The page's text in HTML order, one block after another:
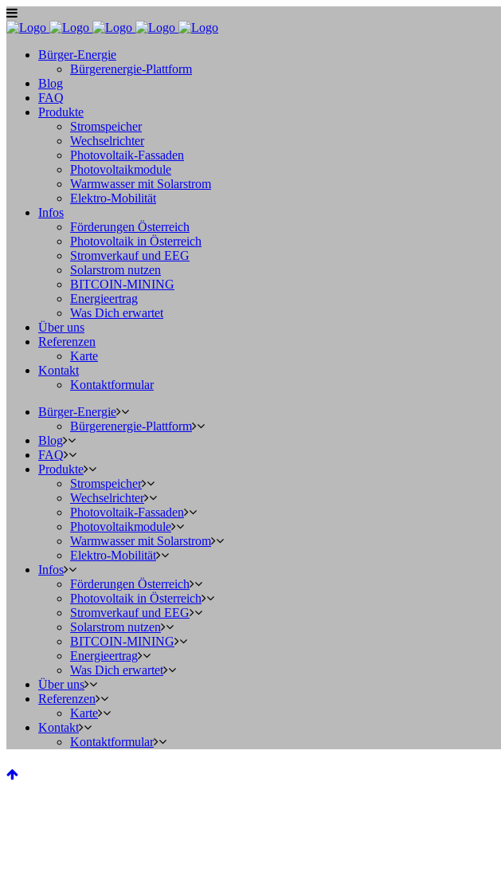
Bürger-Energie
Bürgerenergie-Plattform
Blog
FAQ
Produkte
Stromspeicher
Wechselrichter
Photovoltaik-Fassaden
Photovoltaikmodule
Warmwasser mit Solarstrom
Elektro-Mobilität
Infos
Förderungen Österreich
Photovoltaik in Österreich
Stromverkauf und EEG
Solarstrom nutzen
BITCOIN-MINING
Energieertrag
Was Dich erwartet
Über uns
Referenzen
Karte
Kontakt
Kontaktformular
Bürger-Energie
Bürgerenergie-Plattform
Blog
FAQ
Produkte
Stromspeicher
Wechselrichter
Photovoltaik-Fassaden
Photovoltaikmodule
Warmwasser mit Solarstrom
Elektro-Mobilität
Infos
Förderungen Österreich
Photovoltaik in Österreich
Stromverkauf und EEG
Solarstrom nutzen
BITCOIN-MINING
Energieertrag
Was Dich erwartet
Über uns
Referenzen
Karte
Kontakt
Kontaktformular